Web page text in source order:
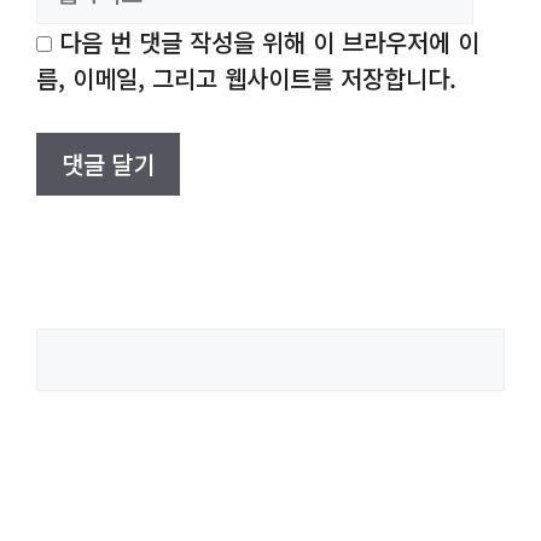
트
다음 번 댓글 작성을 위해 이 브라우저에 이
름, 이메일, 그리고 웹사이트를 저장합니다.